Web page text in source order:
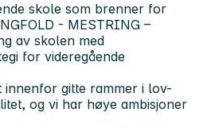
skole som brenner for
- MESTRING –
av skolen med
for videregående
gitte rammer i lov-
og vi har høye ambisjoner